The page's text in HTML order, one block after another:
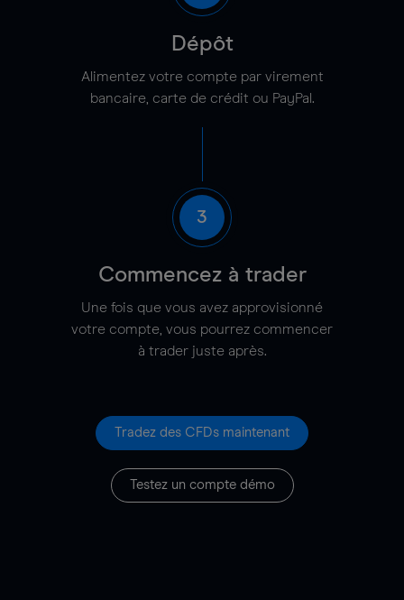
Dépôt
Alimentez votre compte par virement
bancaire, carte de crédit ou PayPal.
3
Commencez à trader
Une fois que vous avez approvisionné
votre compte, vous pourrez commencer
à trader juste après.
Tradez des CFDs maintenant
Testez un compte démo